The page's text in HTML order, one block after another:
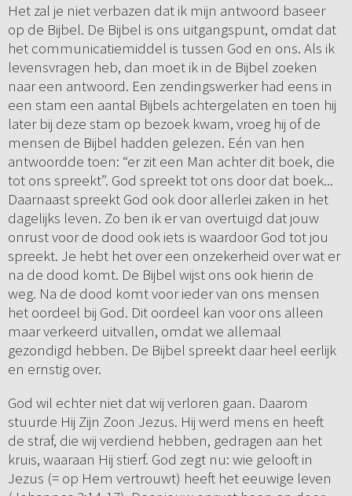
Het zal je niet verbazen dat ik mijn antwoord baseer
op de Bijbel. De Bijbel is ons uitgangspunt, omdat dat
het communicatiemiddel is tussen God en ons. Als ik
levensvragen heb, dan moet ik in de Bijbel zoeken
naar een antwoord. Een zendingswerker had eens in
een stam een aantal Bijbels achtergelaten en toen hij
later bij deze stam op bezoek kwam, vroeg hij of de
mensen de Bijbel hadden gelezen. Eén van hen
antwoordde toen: “er zit een Man achter dit boek, die
tot ons spreekt”. God spreekt tot ons door dat boek...
Daarnaast spreekt God ook door allerlei zaken in het
dagelijks leven. Zo ben ik er van overtuigd dat jouw
onrust voor de dood ook iets is waardoor God tot jou
spreekt. Je hebt het over een onzekerheid over wat er
na de dood komt. De Bijbel wijst ons ook hierin de
weg. Na de dood komt voor ieder van ons mensen
het oordeel bij God. Dit oordeel kan voor ons alleen
maar verkeerd uitvallen, omdat we allemaal
gezondigd hebben. De Bijbel spreekt daar heel eerlijk
en ernstig over.
God wil echter niet dat wij verloren gaan. Daarom
stuurde Hij Zijn Zoon Jezus. Hij werd mens en heeft
de straf, die wij verdiend hebben, gedragen aan het
kruis, waaraan Hij stierf. God zegt nu: wie gelooft in
Jezus (= op Hem vertrouwt) heeft het eeuwige leven